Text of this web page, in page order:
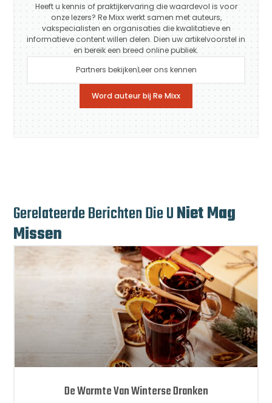
Heeft u kennis of praktijkervaring die waardevol is voor
onze lezers? Re Mixx werkt samen met auteurs,
vakspecialisten en organisaties die kwalitatieve en
informatieve content willen delen. Dien uw artikelvoorstel in
en bereik een breed online publiek.
Partners bekijkenLeer ons kennen
Word auteur bij Re Mixx
Gerelateerde Berichten Die UNiet Mag
Missen
De Warmte Van Winterse Dranken